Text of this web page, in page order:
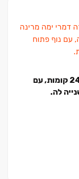
דמרי ימה מרינה
עם נוף פתוח
מתחם יוקרתי הכולל ‏3 מגדלי פאר בני ‏24 קומות, עם
לה.